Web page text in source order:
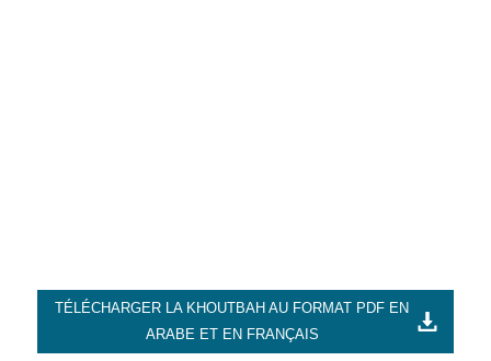
TÉLÉCHARGER LA KHOUTBAH AU FORMAT PDF EN
ARABE ET EN FRANÇAIS